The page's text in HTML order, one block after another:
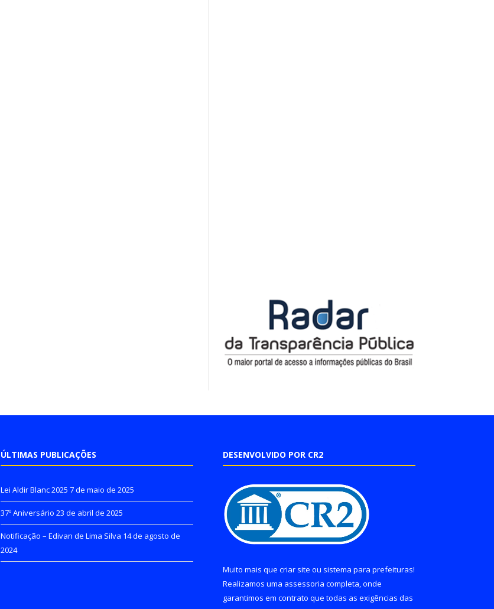
ÚLTIMAS PUBLICAÇÕES
Lei Aldir Blanc 2025 7 de maio de 2025
37º Aniversário 23 de abril de 2025
Notificação – Edivan de Lima Silva 14 de agosto de
2024
DESENVOLVIDO POR CR2
Muito mais que criar site ou sistema para prefeituras!
Realizamos uma assessoria completa, onde
garantimos em contrato que todas as exigências das